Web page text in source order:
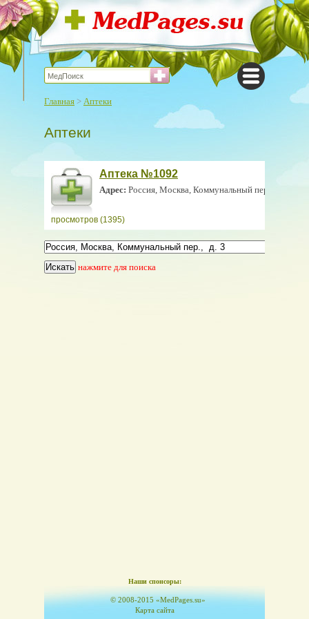
Главная > Аптеки
Аптеки
Аптека №1092
Адрес: Россия, Москва, Коммунальный пер., д. 3
просмотров (1395)
нажмите для поиска
Наши спонсоры:
© 2008-2015 «MedPages.su»
Карта сайта